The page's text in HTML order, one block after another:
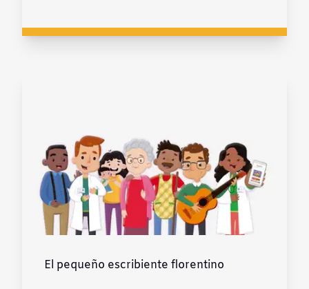
El pequeño escribiente florentino